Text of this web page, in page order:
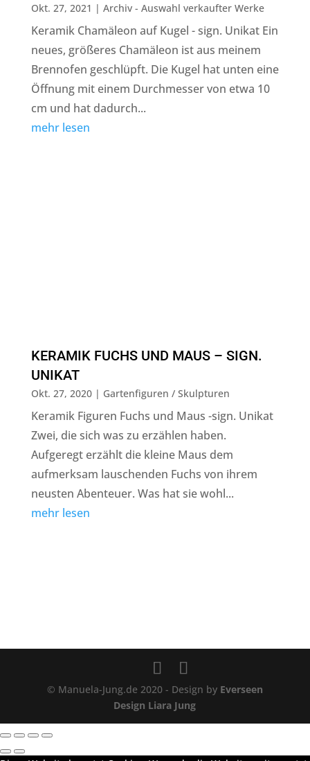
Okt. 27, 2021 | Archiv - Auswahl verkaufter Werke
Keramik Chamäleon auf Kugel - sign. Unikat Ein
neues, größeres Chamäleon ist aus meinem
Brennofen geschlüpft. Die Kugel hat unten eine
Öffnung mit einem Durchmesser von etwa 10
cm und hat dadurch...
mehr lesen
KERAMIK FUCHS UND MAUS – SIGN.
UNIKAT
Okt. 27, 2020| Gartenfiguren / Skulpturen
Keramik Figuren Fuchs und Maus -sign. Unikat
Zwei, die sich was zu erzählen haben.
Aufgeregt erzählt die kleine Maus dem
aufmerksam lauschenden Fuchs von ihrem
neusten Abenteuer. Was hat sie wohl...
mehr lesen
© Manuela-Jung.de 2020 - Design by Everseen
Design Liara Jung